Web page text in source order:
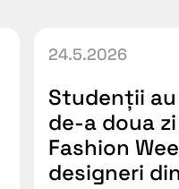
24.5.2026
Studenții
de-a doua
Fashion
designeri